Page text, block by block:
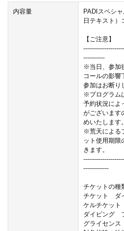
内容量
PADIスペシ
日テキスト）
【ご注意】
-----------
※当日、参加
コールの影響
参加はお断り
※プログラム
予約状況によ
がございます
めいたします。
※荒天による
ット使用期限
きます。
-------------
チケットの
チケット ダ
ケルチケッ
ダイビング
グライセン